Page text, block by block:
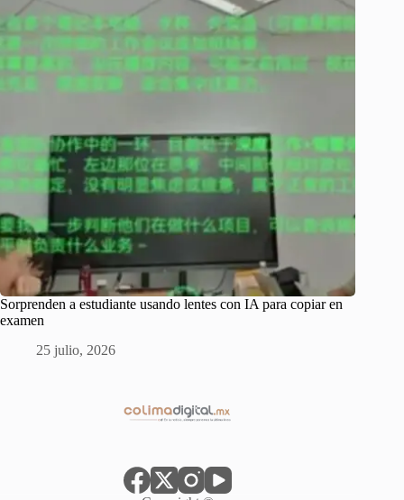
Sorprenden a estudiante usando lentes con IA para copiar en
examen
25 julio, 2026